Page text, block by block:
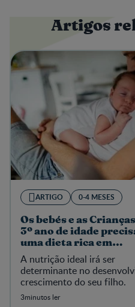
Artigos
ARTIGO 0-4 MESES
Os bebés e as
3º ano de idade
uma dieta rica em
micronutrientes
A nutrição ideal irá ser
determinante no
crescimento do seu filho.
3minutos ler